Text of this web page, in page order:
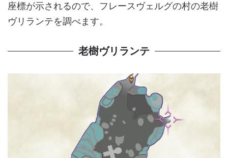
座標が示されるので、フレースヴェルグの村の老樹
ヴリランテを調べます。
老樹ヴリランテ